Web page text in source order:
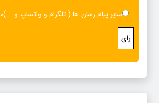
سایر پیام رسان ها ( تلگرام و واتساپ و ...)0%
رای